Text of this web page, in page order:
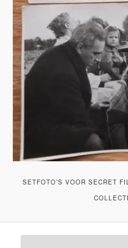
SETFOTO’S VOOR SECRET